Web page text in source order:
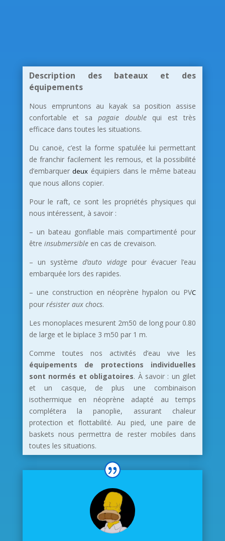
Description des bateaux et des
équipements
Nous empruntons au kayak sa position assise
confortable et sapagaie doublequi est très
efficace dans toutes les situations.
Du canoë, c’est la forme spatulée lui permettant
de franchir facilement les remous, et la possibilité
d’embarquerdeux équipiers dans le même bateau
que nous allons copier.
Pour le raft, ce sont les propriétés physiques qui
nous intéressent, à savoir :
– un bateau gonflable mais compartimenté pour
être insubmersibleen cas de crevaison.
– un systèmed’auto vidagepour évacuer l’eau
embarquée lors des rapides.
– une construction en néoprène hypalon ou PVC
pour résister aux chocs.
Les monoplaces mesurent 2m50 de long pour 0.80
de large et le biplace 3 m50 par 1 m.
Comme toutes nos activités d’eau vive les
équipements de protections individuelles
sont normés et obligatoires. À savoir : un gilet
et un casque, de plus une combinaison
isothermique en néoprène adapté au temps
complétera la panoplie, assurant chaleur
protection et flottabilité. Au pied, une paire de
baskets nous permettra de rester mobiles dans
toutes les situations.